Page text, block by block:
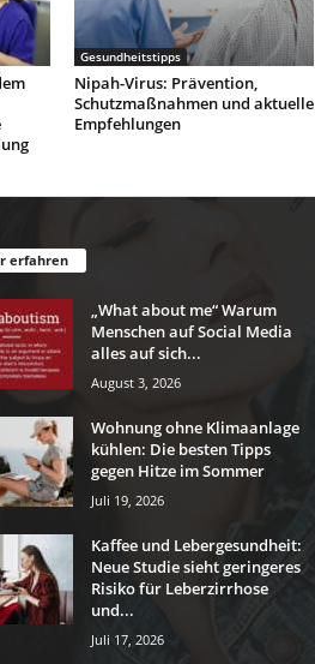
Gesundheitstipps
Nipah-Virus: Prävention,
Schutzmaßnahmen und aktuelle
Empfehlungen
erfahren
„What about me“ Warum
Menschen auf Social Media
alles auf sich...
August 3, 2026
Wohnung ohne Klimaanlage
kühlen: Die besten Tipps
gegen Hitze im Sommer
Juli 19, 2026
Kaffee und Lebergesundheit:
Neue Studie sieht geringeres
Risiko für Leberzirrhose
und...
Juli 17, 2026